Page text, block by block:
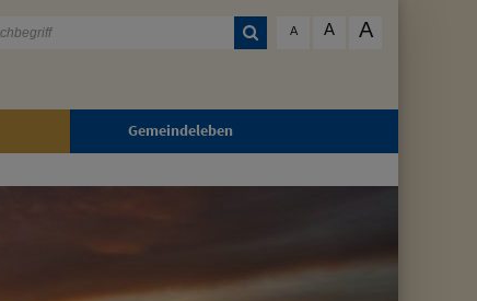
A A A
Gemeindeleben